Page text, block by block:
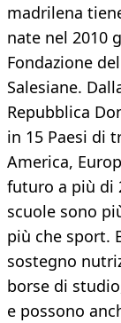
madrilena
nate nel 2010
Fondazione
Salesiane.
Repubblica
in 15 Paesi di
America,
futuro a più di
scuole sono
più che sport.
sostegno
borse di
e possono